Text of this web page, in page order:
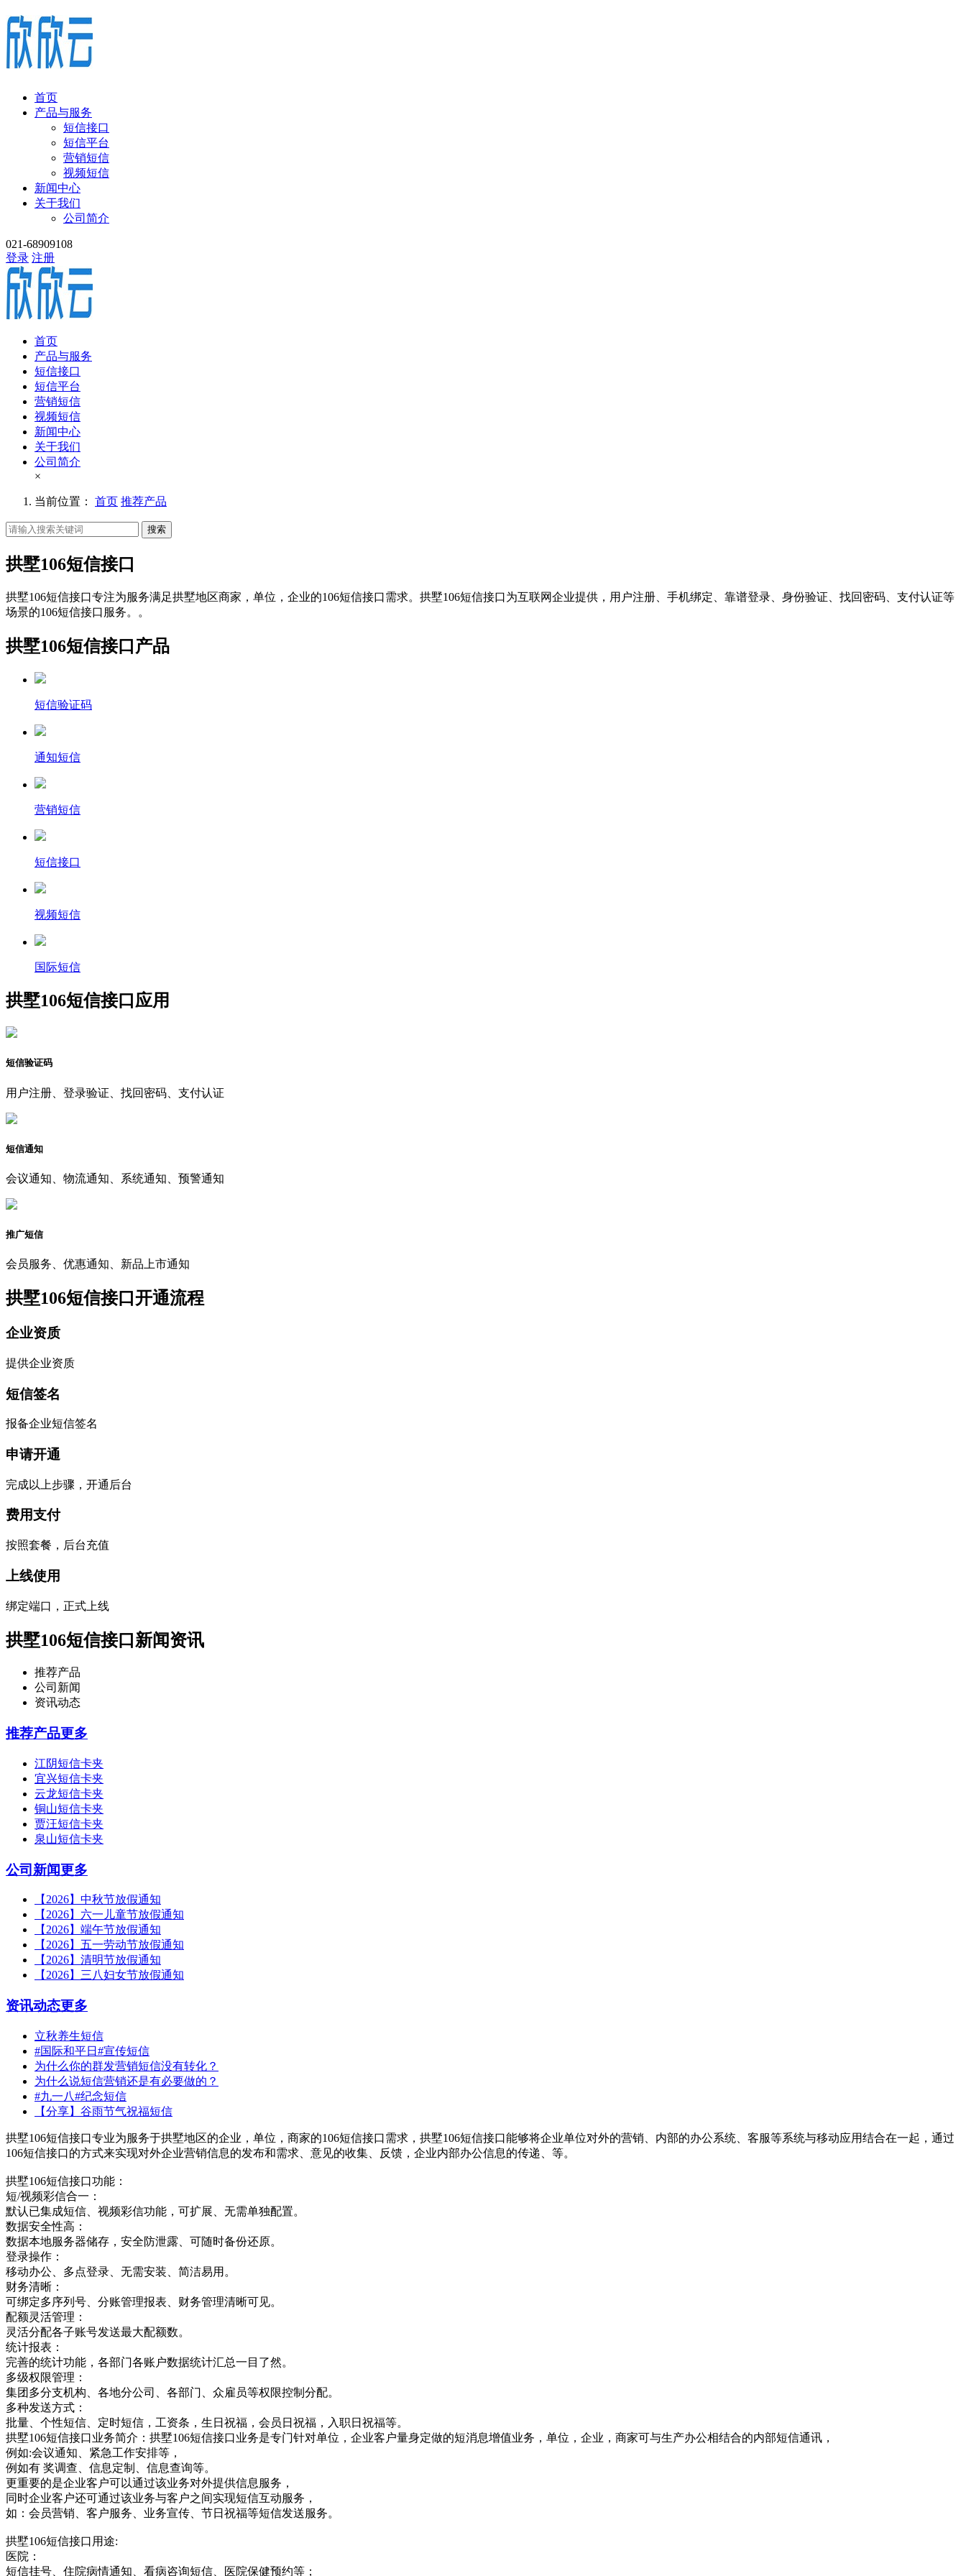
首页
产品与服务
短信接口
短信平台
营销短信
视频短信
新闻中心
关于我们
公司简介
021-68909108
登录 注册
首页
产品与服务
短信接口
短信平台
营销短信
视频短信
新闻中心
关于我们
公司简介
×
当前位置： 首页 推荐产品
搜索
拱墅106短信接口
拱墅106短信接口专注为服务满足拱墅地区商家，单位，企业的106短信接口需求。拱墅106短信接口为互联网企业提供，用户注册、手机绑定、靠谱登录、身份验证、找回密码、支付认证等
场景的106短信接口服务。。
拱墅106短信接口产品
短信验证码
通知短信
营销短信
短信接口
视频短信
国际短信
拱墅106短信接口应用
短信验证码
用户注册、登录验证、找回密码、支付认证
短信通知
会议通知、物流通知、系统通知、预警通知
推广短信
会员服务、优惠通知、新品上市通知
拱墅106短信接口开通流程
企业资质
提供企业资质
短信签名
报备企业短信签名
申请开通
完成以上步骤，开通后台
费用支付
按照套餐，后台充值
上线使用
绑定端口，正式上线
拱墅106短信接口新闻资讯
推荐产品
公司新闻
资讯动态
推荐产品更多
江阴短信卡夹
宜兴短信卡夹
云龙短信卡夹
铜山短信卡夹
贾汪短信卡夹
泉山短信卡夹
公司新闻更多
【2026】中秋节放假通知
【2026】六一儿童节放假通知
【2026】端午节放假通知
【2026】五一劳动节放假通知
【2026】清明节放假通知
【2026】三八妇女节放假通知
资讯动态更多
立秋养生短信
#国际和平日#宣传短信
为什么你的群发营销短信没有转化？
为什么说短信营销还是有必要做的？
#九一八#纪念短信
【分享】谷雨节气祝福短信
拱墅106短信接口专业为服务于拱墅地区的企业，单位，商家的106短信接口需求，拱墅106短信接口能够将企业单位对外的营销、内部的办公系统、客服等系统与移动应用结合在一起，通过
106短信接口的方式来实现对外企业营销信息的发布和需求、意见的收集、反馈，企业内部办公信息的传递、等。
拱墅106短信接口功能：
短/视频彩信合一：
默认已集成短信、视频彩信功能，可扩展、无需单独配置。
数据安全性高：
数据本地服务器储存，安全防泄露、可随时备份还原。
登录操作：
移动办公、多点登录、无需安装、简洁易用。
财务清晰：
可绑定多序列号、分账管理报表、财务管理清晰可见。
配额灵活管理：
灵活分配各子账号发送最大配额数。
统计报表：
完善的统计功能，各部门各账户数据统计汇总一目了然。
多级权限管理：
集团多分支机构、各地分公司、各部门、众雇员等权限控制分配。
多种发送方式：
批量、个性短信、定时短信，工资条，生日祝福，会员日祝福，入职日祝福等。
拱墅106短信接口业务简介：拱墅106短信接口业务是专门针对单位，企业客户量身定做的短消息增值业务，单位，企业，商家可与生产办公相结合的内部短信通讯，
例如:会议通知、紧急工作安排等，
例如有 奖调查、信息定制、信息查询等。
更重要的是企业客户可以通过该业务对外提供信息服务，
同时企业客户还可通过该业务与客户之间实现短信互动服务，
如：会员营销、客户服务、业务宣传、节日祝福等短信发送服务。
拱墅106短信接口用途:
医院：
短信挂号、住院病情通知、看病咨询短信、医院保健预约等；